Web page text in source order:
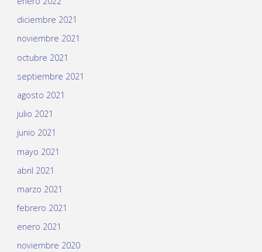
diciembre 2021
noviembre 2021
octubre 2021
septiembre 2021
agosto 2021
julio 2021
junio 2021
mayo 2021
abril 2021
marzo 2021
febrero 2021
enero 2021
noviembre 2020